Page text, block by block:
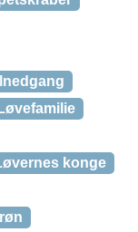
Løvefamilie
konge